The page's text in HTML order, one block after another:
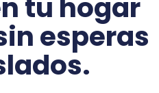
tu hogar
esperas